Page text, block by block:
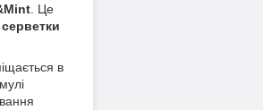
. Це
серветки
в